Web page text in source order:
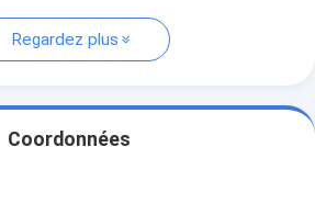
Regardez plus
Coordonnées